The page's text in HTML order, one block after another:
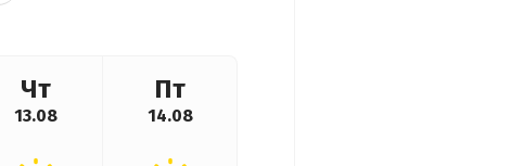
Чт
13.08
Пт
14.08